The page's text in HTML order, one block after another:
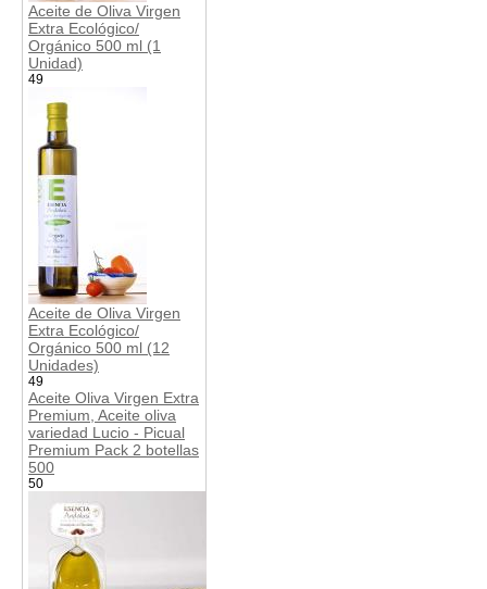
Aceite de Oliva Virgen
Extra Ecológico/
Orgánico 500 ml (1
Unidad)
49
Aceite de Oliva Virgen
Extra Ecológico/
Orgánico 500 ml (12
Unidades)
49
Aceite Oliva Virgen Extra
Premium, Aceite oliva
variedad Lucio - Picual
Premium Pack 2 botellas
500
50